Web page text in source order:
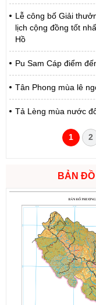
Lễ công bố Giải
lịch cộng đồng tốt
Hồ
Pu Sam Cáp điểm
Tân Phong mùa lê
Tả Lèng mùa nước
1 2
BẢN